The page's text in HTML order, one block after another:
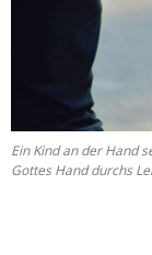
Ein Kind an der Hand
Gottes Hand durchs